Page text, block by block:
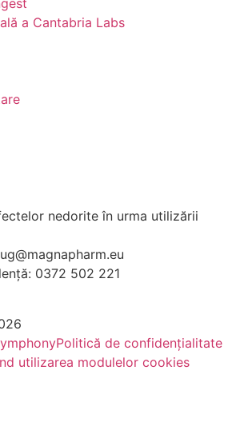
nouă, link extern)
a Cantabria Labs
într-o filă nouă, link
într-o filă nouă,
nedorite în urma utilizării
0372 502 221
într-o filă nouă, link extern)
Politică de confidențialitate
utilizarea modulelor cookies